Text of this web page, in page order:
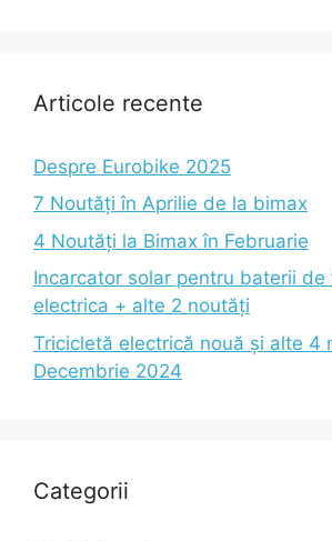
Articole recente
Despre Eurobike 2025
7 Noutăți în Aprilie de la bimax
4 Noutăți la Bimax în Februarie
Incarcator solar pentru baterii de
electrica + alte 2 noutăți
Tricicletă electrică nouă și alte 4
Decembrie 2024
Categorii